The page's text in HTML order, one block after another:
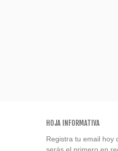
HOJA INFORMATIVA
Registra tu email hoy